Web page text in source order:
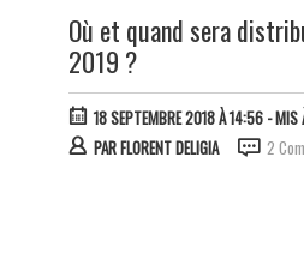
Où et quand sera
2019 ?
18 SEPTEMBRE 2018 À 14:56- MIS
PARFLORENT DELIGIA 2